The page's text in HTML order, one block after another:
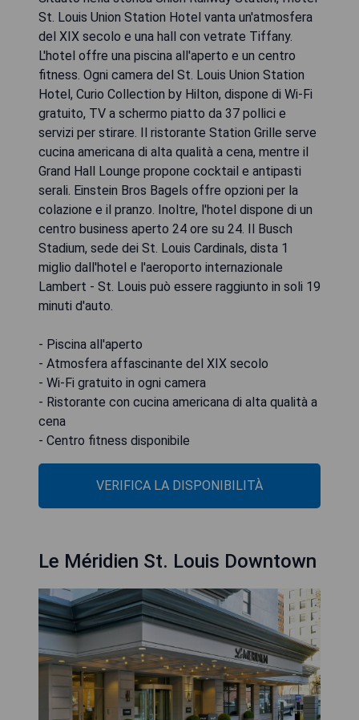
St. Louis Union Station Hotel vanta un'atmosfera
del XIX secolo e una hall con vetrate Tiffany.
L'hotel offre una piscina all'aperto e un centro
fitness. Ogni camera del St. Louis Union Station
Hotel, Curio Collection by Hilton, dispone di Wi-Fi
gratuito, TV a schermo piatto da 37 pollici e
servizi per stirare. Il ristorante Station Grille serve
cucina americana di alta qualità a cena, mentre il
Grand Hall Lounge propone cocktail e antipasti
serali. Einstein Bros Bagels offre opzioni per la
colazione e il pranzo. Inoltre, l'hotel dispone di un
centro business aperto 24 ore su 24. Il Busch
Stadium, sede dei St. Louis Cardinals, dista 1
miglio dall'hotel e l'aeroporto internazionale
Lambert - St. Louis può essere raggiunto in soli 19
minuti d'auto.
- Piscina all'aperto
- Atmosfera affascinante del XIX secolo
- Wi-Fi gratuito in ogni camera
- Ristorante con cucina americana di alta qualità a
cena
- Centro fitness disponibile
VERIFICA LA DISPONIBILITÀ
Le Méridien St. Louis Downtown